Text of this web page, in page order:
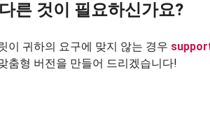
른 것이 필요하신가요?
이 귀하의 요구에 맞지 않는 경우
춤형 버전을 만들어 드리겠습니다!